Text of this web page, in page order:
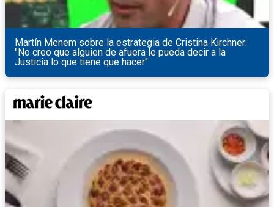
Martín Menem sobre la estrategia de Cristina Kirchner:
"No creo que alguien de afuera le pueda decir a la
Justicia lo que tiene que hacer"